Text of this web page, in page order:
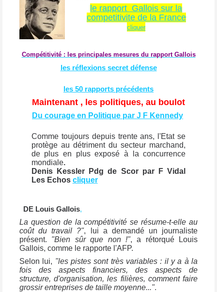
le rapport Gallois sur la
competitivite de la France
cliquer
Compétitivité : les principales mesures du rapport Gallois
les réflexions secret défense
les 50 rapports précédents
Maintenant , les politiques, au boulot
Du courage en Politique par J F Kennedy
Comme toujours depuis trente ans, l'Etat se
protège au détriment du secteur marchand,
de plus en plus exposé à la concurrence
mondiale.
Denis Kessler Pdg de Scor par F Vidal
Les Echos cliquer
DE Louis Gallois,
La question de la compétitivité se résume-t-elle au
coût du travail ?", lui a demandé un journaliste
présent. "Bien sûr que non !", a rétorqué Louis
Gallois, comme le rapporte l'AFP.
Selon lui, "les pistes sont très variables : il y a à la
fois des aspects financiers, des aspects de
structure, d'organisation, les filières, comment faire
grossir entreprises de taille moyenne...".